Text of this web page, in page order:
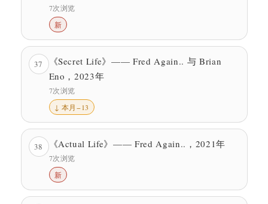
7次浏览
新
37
《Secret Life》—— Fred Again.. 与 Brian
Eno，2023年
7次浏览
↓ 本月−13
38 《Actual Life》—— Fred Again..，2021年
7次浏览
新